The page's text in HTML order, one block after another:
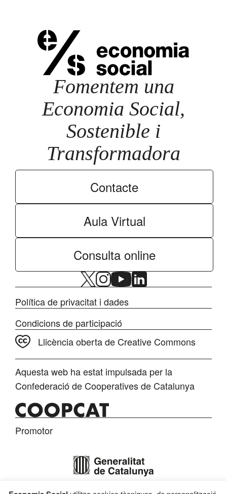
Fomentem una
Economia Social,
Sostenible i
Transformadora
Contacte
Aula Virtual
Consulta online
Política de privacitat i dades
Condicions de participació
Llicència oberta de Creative Commons
Aquesta web ha estat impulsada per la
Confederació de Cooperatives de Catalunya
Promotor